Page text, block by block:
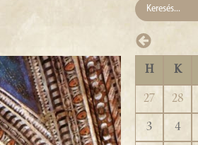
H K
27 28
3
4